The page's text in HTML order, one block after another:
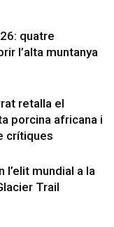
quatre
l’alta muntanya
retalla el
porcina africana i
crítiques
l’elit mundial a la
Trail